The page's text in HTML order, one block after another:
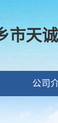
市天
公司